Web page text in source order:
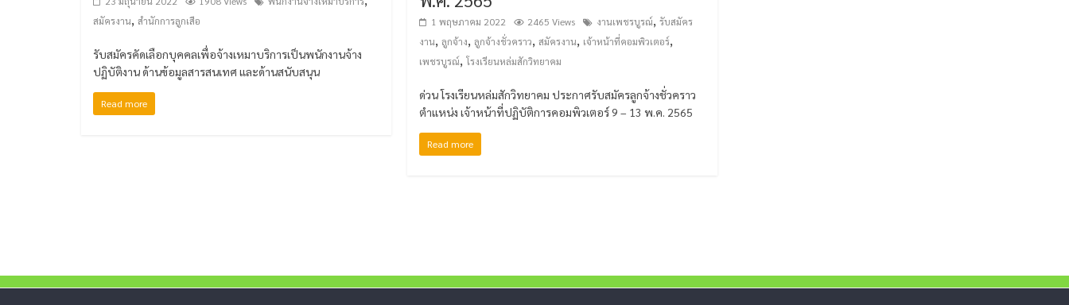
สมัครงาน, สำนักการลูกเสือ
รับสมัครคัดเลือกบุคคลเพื่อจ้างเหมาบริการเป็นพนักงานจ้าง
ปฏิบัติงาน ด้านข้อมูลสารสนเทศ และด้านสนับสนุน
Read more
1 พฤษภาคม 2022 2465 Views งานเพชรบูรณ์,รับสมัคร
งาน,ลูกจ้าง,ลูกจ้างชั่วคราว,สมัครงาน, เจ้าหน้าที่คอมพิวเตอร์,
เพชรบูรณ์,โรงเรียนหล่มสักวิทยาคม
ด่วน โรงเรียนหล่มสักวิทยาคม ประกาศรับสมัครลูกจ้างชั่วคราว
ตำแหน่ง เจ้าหน้าที่ปฏิบัติการคอมพิวเตอร์ 9 – 13 พ.ค. 2565
Read more